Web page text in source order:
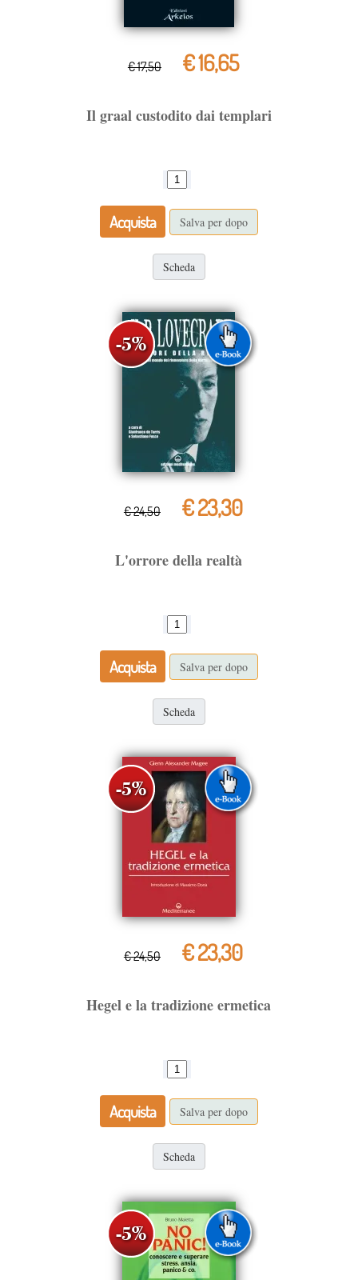
€ 17,50 € 16,65
Il graal custodito dai templari
Acquista Salva per dopo
Scheda
€ 24,50 € 23,30
L'orrore della realtà
Acquista Salva per dopo
Scheda
€ 24,50 € 23,30
Hegel e la tradizione ermetica
Acquista Salva per dopo
Scheda